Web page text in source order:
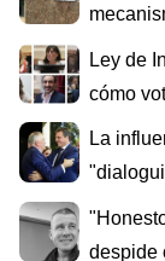
Ley de
cómo
La
despide